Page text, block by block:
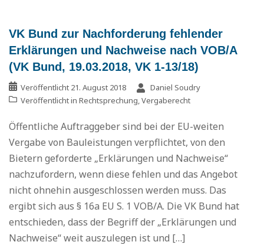
VK Bund zur Nachforderung fehlender
Erklärungen und Nachweise nach VOB/A
(VK Bund, 19.03.2018, VK 1-13/18)
Veröffentlicht 21. August 2018
Daniel Soudry
Veröffentlicht in Rechtsprechung,Vergaberecht
Öffentliche Auftraggeber sind bei der EU-weiten
Vergabe von Bauleistungen verpflichtet, von den
Bietern geforderte „Erklärungen und Nachweise“
nachzufordern, wenn diese fehlen und das Angebot
nicht ohnehin ausgeschlossen werden muss. Das
ergibt sich aus § 16a EU S. 1 VOB/A. Die VK Bund hat
entschieden, dass der Begriff der „Erklärungen und
Nachweise“ weit auszulegen ist und […]